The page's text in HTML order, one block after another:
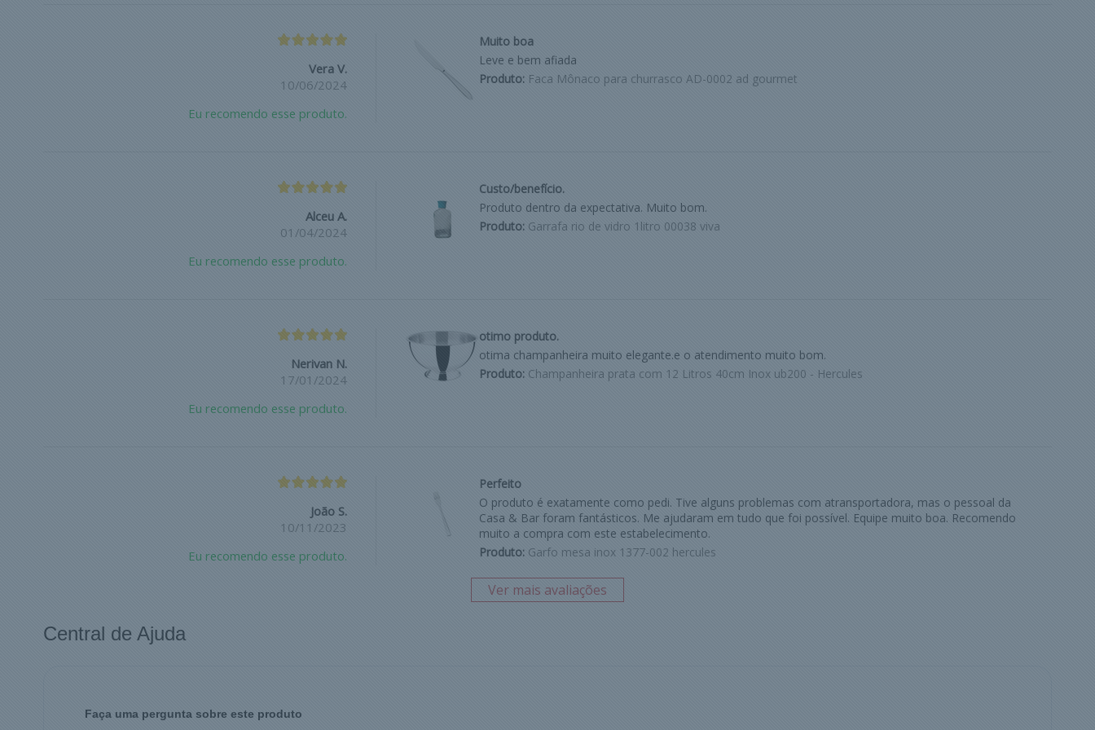
Vera V.
10/06/2024
Eu recomendo esse produto.
Muito boa
Leve e bem afiada
Produto:Faca Mônaco para churrasco AD-0002 ad gourmet
Alceu A.
01/04/2024
Eu recomendo esse produto.
Custo/benefício.
Produto dentro da expectativa. Muito bom.
Produto:Garrafa rio de vidro 1litro 00038 viva
Nerivan N.
17/01/2024
Eu recomendo esse produto.
otimo produto.
otima champanheira muito elegante.e o atendimento muito bom.
Produto:Champanheira prata com 12 Litros 40cm Inox ub200 - Hercules
João S.
10/11/2023
Eu recomendo esse produto.
Perfeito
O produto é exatamente como pedi. Tive alguns problemas com atransportadora, mas o pessoal da
Casa & Bar foram fantásticos. Me ajudaram em tudo que foi possível. Equipe muito boa. Recomendo
muito a compra com este estabelecimento.
Produto:Garfo mesa inox 1377-002 hercules
Ver mais avaliações
Central de Ajuda
Faça uma pergunta sobre este produto